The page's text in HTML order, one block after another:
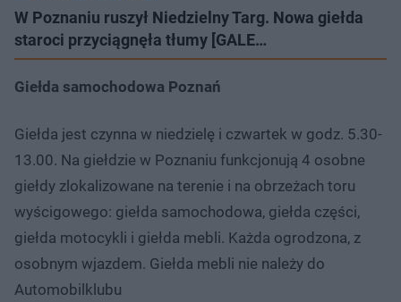
W Poznaniu ruszył Niedzielny Targ. Nowa giełda
staroci przyciągnęła tłumy [GALE…
Giełda samochodowa Poznań
Giełda jest czynna w niedzielę i czwartek w godz. 5.30-
13.00. Na giełdzie w Poznaniu funkcjonują 4 osobne
giełdy zlokalizowane na terenie i na obrzeżach toru
wyścigowego: giełda samochodowa, giełda części,
giełda motocykli i giełda mebli. Każda ogrodzona, z
osobnym wjazdem. Giełda mebli nie należy do
Automobilklubu